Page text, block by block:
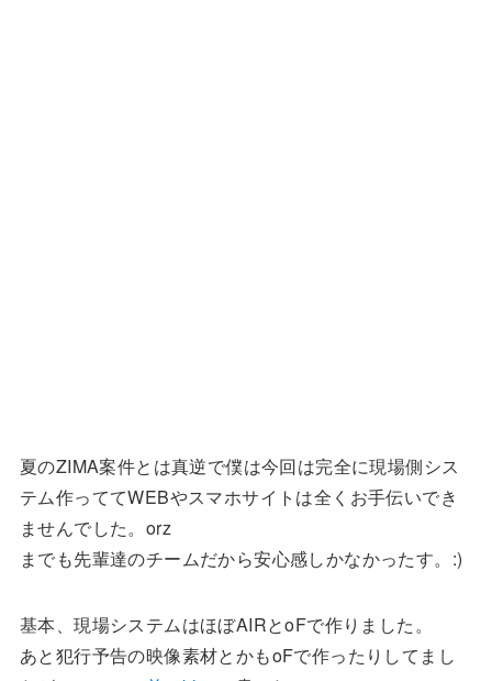
夏のZIMA案件とは真逆で僕は今回は完全に現場側シス
テム作っててWEBやスマホサイトは全くお手伝いでき
ませんでした。orz
までも先輩達のチームだから安心感しかなかったす。:)
基本、現場システムはほぼAIRとoFで作りました。
あと犯行予告の映像素材とかもoFで作ったりしてまし